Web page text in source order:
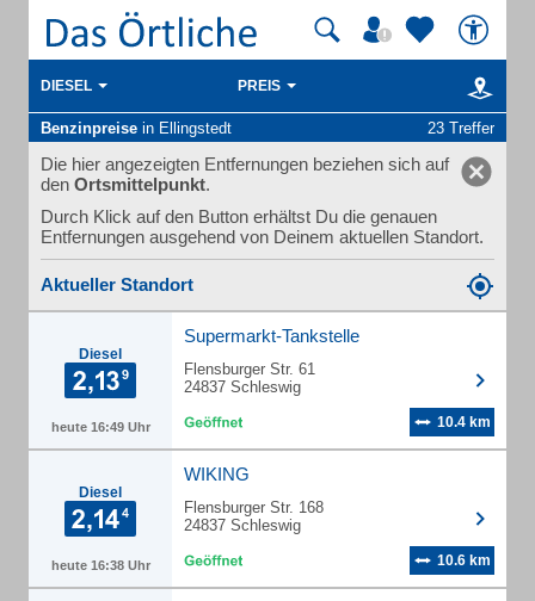
DIESEL PREIS
Benzinpreise in Ellingstedt 23 Treffer
Die hier angezeigten Entfernungen beziehen sich auf
den Ortsmittelpunkt.
Durch Klick auf den Button erhältst Du die genauen
Entfernungen ausgehend von Deinem aktuellen Standort.
Aktueller Standort
Diesel
heute 16:49 Uhr
Supermarkt-Tankstelle
Flensburger Str. 61
24837 Schleswig
10.4 km
Diesel
heute 16:38 Uhr
WIKING
Flensburger Str. 168
24837 Schleswig
10.6 km